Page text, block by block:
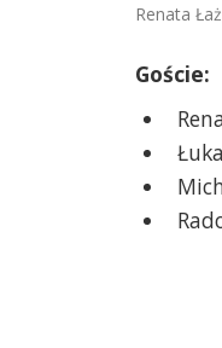
Renata
Goście: